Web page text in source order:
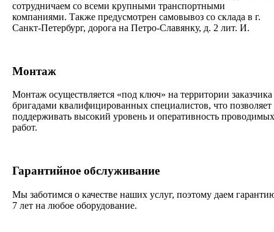
сотрудничаем со всеми крупными транспортными
компаниями. Также предусмотрен самовывоз со склада в г.
Санкт-Петербург, дорога на Петро-Славянку, д. 2 лит. И.
Монтаж
Монтаж осуществляется «под ключ» на территории заказчика
бригадами квалифицированных специалистов, что позволяет
поддерживать высокий уровень и оперативность проводимых
работ.
Гарантийное обслуживание
Мы заботимся о качестве наших услуг, поэтому даем
7 лет на любое оборудование.